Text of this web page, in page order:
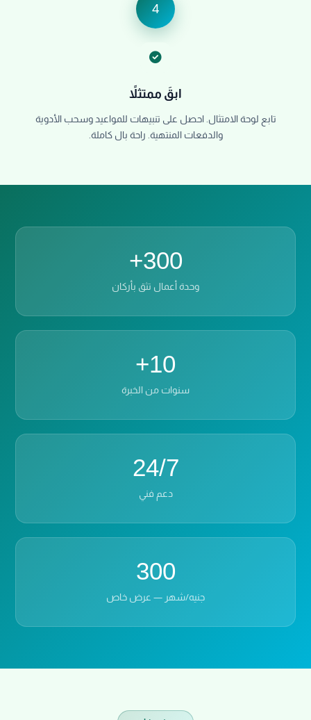
4
ابقَ ممتثلاً
تابع لوحة الامتثال. احصل على تنبيهات للمواعيد وسحب الأدوية
والدفعات المنتهية. راحة بال كاملة.
300+
وحدة أعمال تثق بأركان
10+
سنوات من الخبرة
24/7
دعم فني
300
جنيه/شهر — عرض خاص